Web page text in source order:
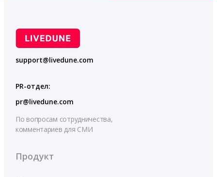
support@livedune.com
PR-отдел:
pr@livedune.com
По вопросам сотрудничества,
комментариев для СМИ
Продукт